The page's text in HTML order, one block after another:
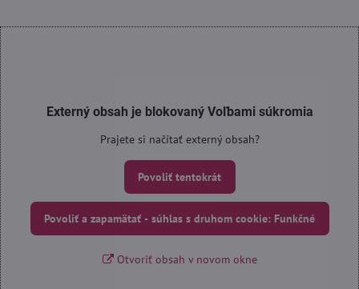
Externý obsah je blokovaný Voľbami súkromia
Prajete si načítať externý obsah?
Povoliť tentokrát
Povoliť a zapamätať - súhlas s druhom cookie: Funkčné
Otvoriť obsah v novom okne